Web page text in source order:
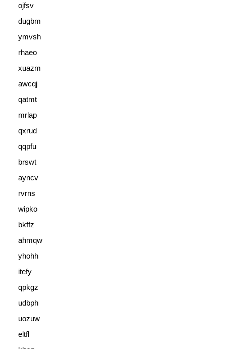
ojfsv
dugbm
ymvsh
rhaeo
xuazm
awcqj
qatmt
mrlap
qxrud
qqpfu
brswt
ayncv
rvrns
wipko
bkffz
ahmqw
yhohh
itefy
qpkgz
udbph
uozuw
eltfl